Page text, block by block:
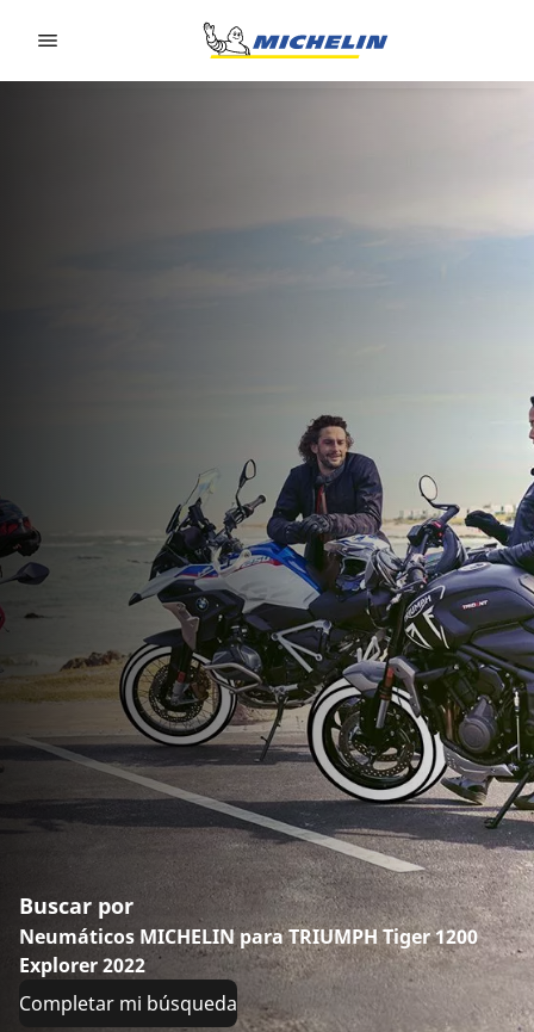
Buscar por
Neumáticos MICHELIN para TRIUMPH Tiger 1200
Explorer 2022
Completar mi búsqueda